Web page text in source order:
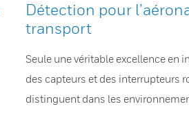
Détection pour
transport
Seule une véritable excellence en
des capteurs et des interrupteurs
distinguent dans les